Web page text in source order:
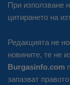
При използване
цитирането на
Редакцията не
новините, те не
Burgasinfo.com
запазват